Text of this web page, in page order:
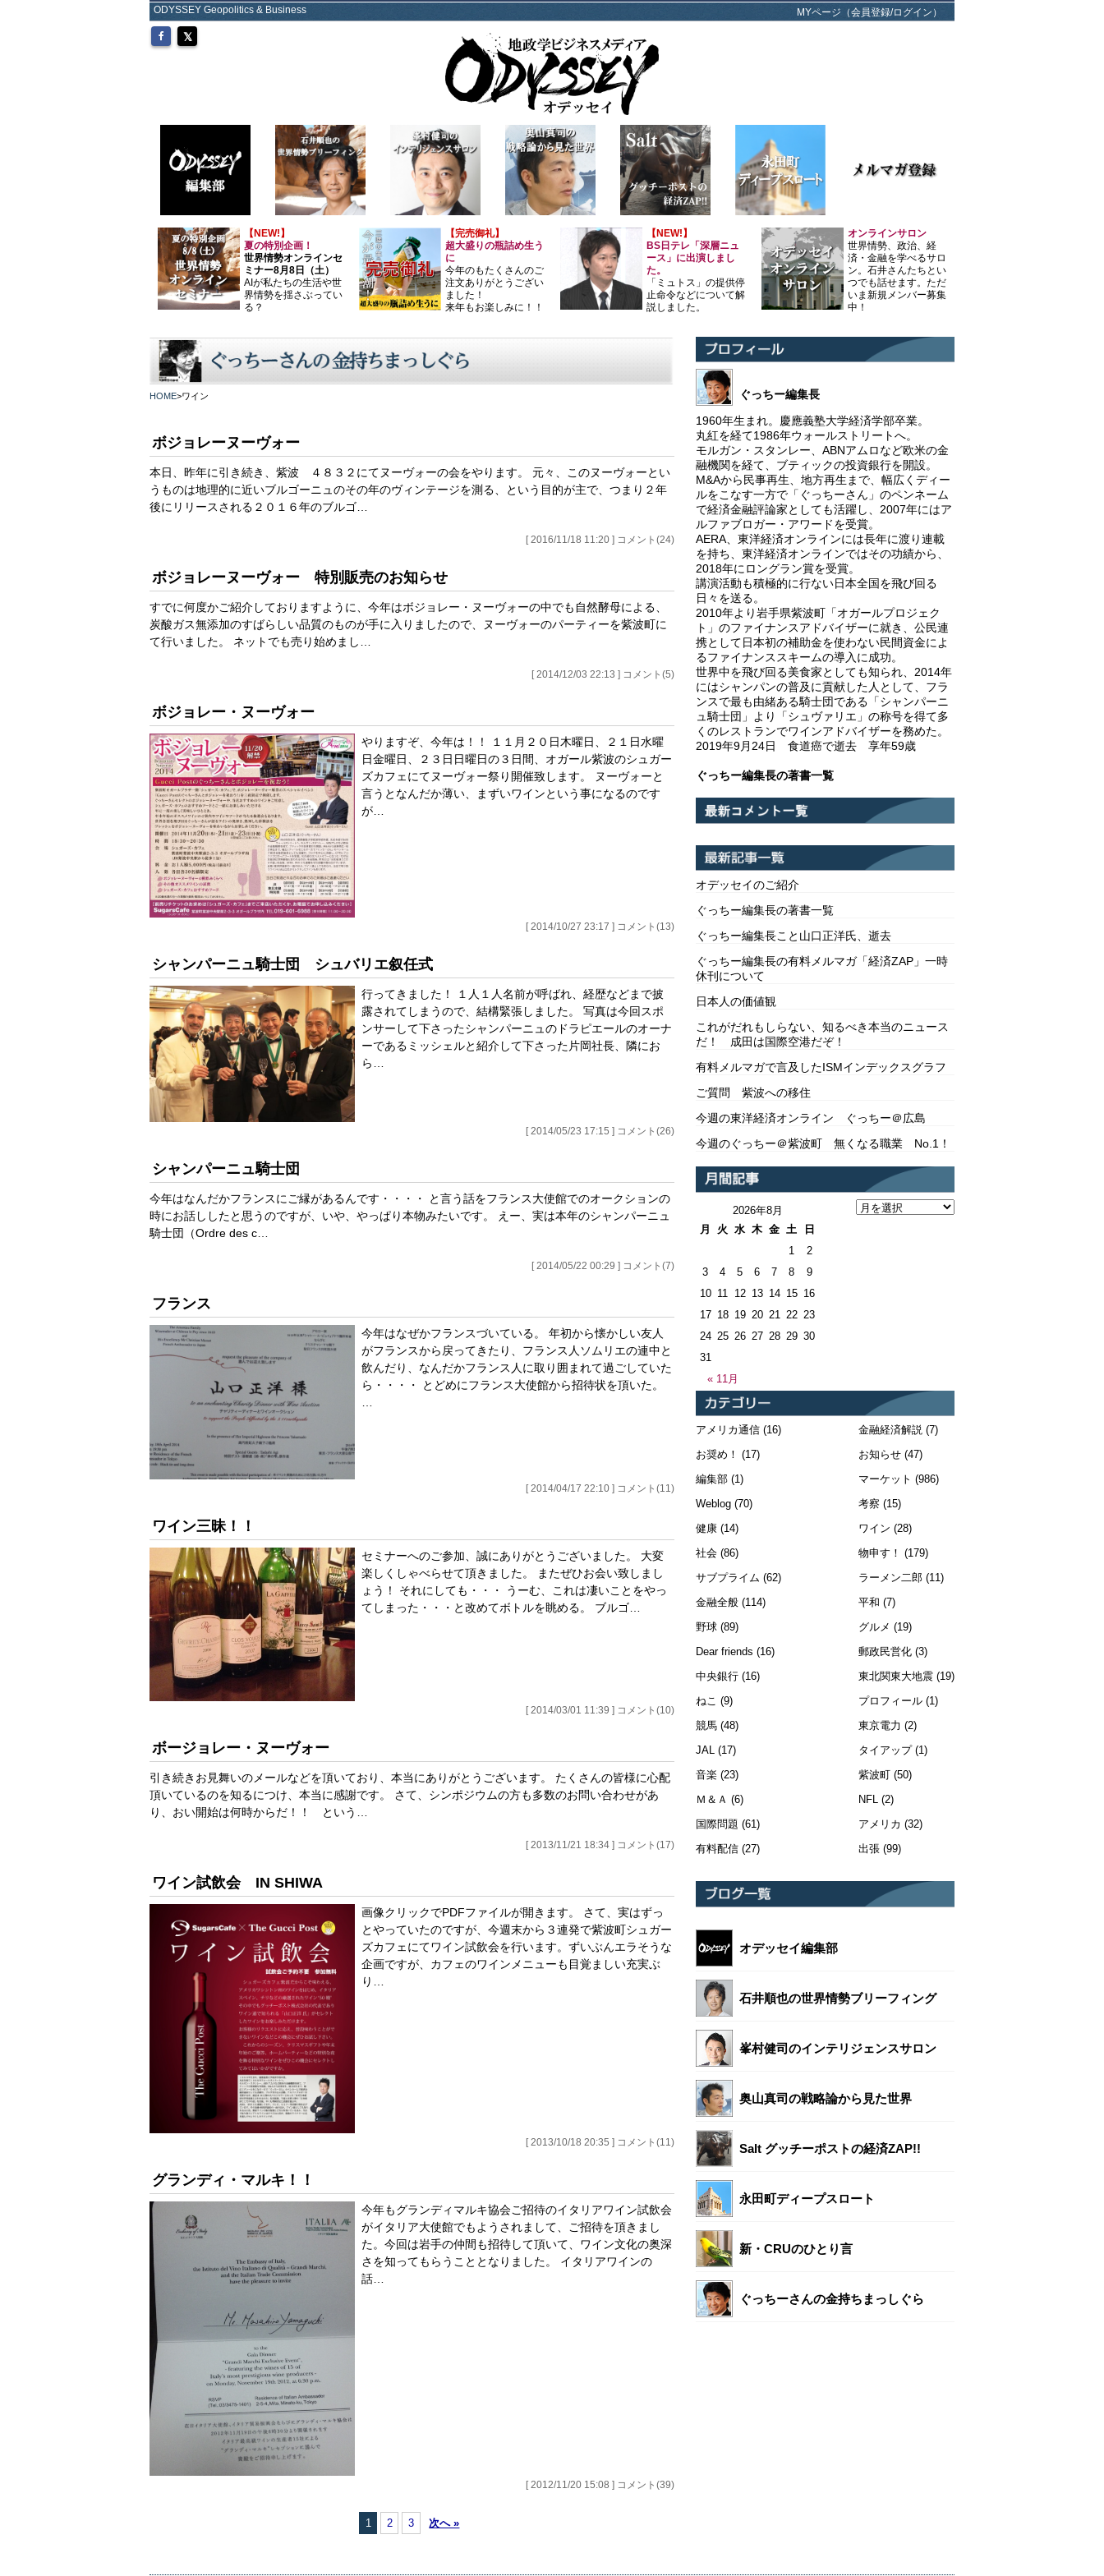
ODYSSEY Geopolitics & Business MYページ（会員登録/ログイン）
【NEW!】
夏の特別企画！
世界情勢オンラインセ
ミナー8月8日（土）
AIが私たちの生活や世
界情勢を揺さぶってい
る？
【完売御礼】
超大盛りの瓶詰め生う
に
今年のもたくさんのご
注文ありがとうござい
ました！
来年もお楽しみに！！
【NEW!】
BS日テレ「深層ニュ
ース」に出演しまし
た。
「ミュトス」の提供停
止命令などについて解
説しました。
オンラインサロン
世界情勢、政治、経
済・金融を学べるサロ
ン。石井さんたちとい
つでも話せます。ただ
いま新規メンバー募集
中！
HOME>ワイン
ボジョレーヌーヴォー
本日、昨年に引き続き、紫波 ４８３２にてヌーヴォーの会をやります。 元々、このヌーヴォーとい
うものは地理的に近いブルゴーニュのその年のヴィンテージを測る、という目的が主で、つまり２年
後にリリースされる２０１６年のブルゴ…
[ 2016/11/18 11:20 ] コメント(24)
ボジョレーヌーヴォー 特別販売のお知らせ
すでに何度かご紹介しておりますように、今年はボジョレー・ヌーヴォーの中でも自然酵母による、
炭酸ガス無添加のすばらしい品質のものが手に入りましたので、ヌーヴォーのパーティーを紫波町に
て行いました。 ネットでも売り始めまし…
[ 2014/12/03 22:13 ] コメント(5)
ボジョレー・ヌーヴォー
やりますぞ、今年は！！ １１月２０日木曜日、２１日水曜
日金曜日、２３日日曜日の３日間、オガール紫波のシュガー
ズカフェにてヌーヴォー祭り開催致します。 ヌーヴォーと
言うとなんだか薄い、まずいワインという事になるのです
が…
[ 2014/10/27 23:17 ] コメント(13)
シャンパーニュ騎士団 シュバリエ叙任式
行ってきました！ １人１人名前が呼ばれ、経歴などまで披
露されてしまうので、結構緊張しました。 写真は今回スポ
ンサーして下さったシャンパーニュのドラピエールのオーナ
ーであるミッシェルと紹介して下さった片岡社長、隣にお
ら…
[ 2014/05/23 17:15 ] コメント(26)
シャンパーニュ騎士団
今年はなんだかフランスにご縁があるんです・・・・ と言う話をフランス大使館でのオークションの
時にお話ししたと思うのですが、いや、やっぱり本物みたいです。 えー、実は本年のシャンパーニュ
騎士団（Ordre des c…
[ 2014/05/22 00:29 ] コメント(7)
フランス
今年はなぜかフランスづいている。 年初から懐かしい友人
がフランスから戻ってきたり、フランス人ソムリエの連中と
飲んだり、なんだかフランス人に取り囲まれて過ごしていた
ら・・・・ とどめにフランス大使館から招待状を頂いた。
[ 2014/04/17 22:10 ] コメント(11)
ワイン三昧！！
セミナーへのご参加、誠にありがとうございました。 大変
楽しくしゃべらせて頂きました。 またぜひお会い致しまし
ょう！ それにしても・・・ うーむ、これは凄いことをやっ
てしまった・・・と改めてボトルを眺める。 ブルゴ…
[ 2014/03/01 11:39 ] コメント(10)
ボージョレー・ヌーヴォー
引き続きお見舞いのメールなどを頂いており、本当にありがとうございます。 たくさんの皆様に心配
頂いているのを知るにつけ、本当に感謝です。 さて、シンポジウムの方も多数のお問い合わせがあ
り、おい開始は何時からだ！！ という…
[ 2013/11/21 18:34 ] コメント(17)
ワイン試飲会 IN SHIWA
画像クリックでPDFファイルが開きます。 さて、実はずっ
とやっていたのですが、今週末から３連発で紫波町シュガー
ズカフェにてワイン試飲会を行います。ずいぶんエラそうな
企画ですが、カフェのワインメニューも目覚ましい充実ぶ
り…
[ 2013/10/18 20:35 ] コメント(11)
グランディ・マルキ！！
今年もグランディマルキ協会ご招待のイタリアワイン試飲会
がイタリア大使館でもようされまして、ご招待を頂きまし
た。今回は岩手の仲間も招待して頂いて、ワイン文化の奥深
さを知ってもらうこととなりました。 イタリアワインの
話…
[ 2012/11/20 15:08 ] コメント(39)
1 2 3 次へ »
ぐっちー編集長
1960年生まれ。慶應義塾大学経済学部卒業。
丸紅を経て1986年ウォールストリートへ。
モルガン・スタンレー、ABNアムロなど欧米の金
融機関を経て、ブティックの投資銀行を開設。
M&Aから民事再生、地方再生まで、幅広くディー
ルをこなす一方で「ぐっちーさん」のペンネーム
で経済金融評論家としても活躍し、2007年にはア
ルファブロガー・アワードを受賞。
AERA、東洋経済オンラインには長年に渡り連載
を持ち、東洋経済オンラインではその功績から、
2018年にロングラン賞を受賞。
講演活動も積極的に行ない日本全国を飛び回る
日々を送る。
2010年より岩手県紫波町「オガールプロジェク
ト」のファイナンスアドバイザーに就き、公民連
携として日本初の補助金を使わない民間資金によ
るファイナンススキームの導入に成功。
世界中を飛び回る美食家としても知られ、2014年
にはシャンパンの普及に貢献した人として、フラ
ンスで最も由緒ある騎士団である「シャンパーニ
ュ騎士団」より「シュヴァリエ」の称号を得て多
くのレストランでワインアドバイザーを務めた。
2019年9月24日 食道癌で逝去 享年59歳
ぐっちー編集長の著書一覧
オデッセイのご紹介
ぐっちー編集長の著書一覧
ぐっちー編集長こと山口正洋氏、逝去
ぐっちー編集長の有料メルマガ「経済ZAP」一時
休刊について
日本人の価値観
これがだれもしらない、知るべき本当のニュース
だ！ 成田は国際空港だぞ！
有料メルマガで言及したISMインデックスグラフ
ご質問 紫波への移住
今週の東洋経済オンライン ぐっちー＠広島
今週のぐっちー＠紫波町 無くなる職業 No.1！
2026年8月
月
火 水 木 金 土 日
« 11月
1
2
3
4 5 6 7 8
9
10 11 12 13 14 15 16
17 18 19 20 21 22 23
24 25 26 27 28 29 30
31
アメリカ通信 (16)
お奨め！ (17)
編集部 (1)
Weblog (70)
健康 (14)
社会 (86)
サブプライム (62)
金融全般 (114)
野球 (89)
Dear friends (16)
中央銀行 (16)
ねこ (9)
競馬 (48)
JAL (17)
音楽 (23)
Ｍ＆Ａ (6)
国際問題 (61)
有料配信 (27)
金融経済解説(7)
お知らせ(47)
マーケット (986)
考察 (15)
ワイン (28)
物申す！ (179)
ラーメン二郎(11)
平和 (7)
グルメ (19)
郵政民営化(3)
東北関東大地震(19)
プロフィール(1)
東京電力 (2)
タイアップ(1)
紫波町(50)
NFL(2)
アメリカ (32)
出張(99)
オデッセイ編集部
石井順也の世界情勢ブリーフィング
峯村健司のインテリジェンスサロン
奥山真司の戦略論から見た世界
Salt グッチーポストの経済ZAP!!
永田町ディープスロート
新・CRUのひとり言
ぐっちーさんの金持ちまっしぐら